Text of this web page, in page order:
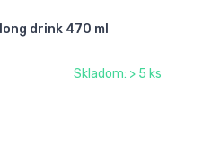
drink 470 ml
Skladom: > 5 ks